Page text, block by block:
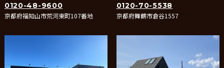
0120-48-9600
京都府福知山市荒河東町107番地
0120-70-5538
京都府舞鶴市倉谷1557